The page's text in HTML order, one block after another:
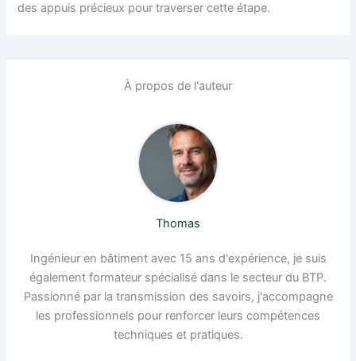
des appuis précieux pour traverser cette étape.
À propos de l'auteur
Thomas
Ingénieur en bâtiment avec 15 ans d'expérience, je suis
également formateur spécialisé dans le secteur du BTP.
Passionné par la transmission des savoirs, j'accompagne
les professionnels pour renforcer leurs compétences
techniques et pratiques.